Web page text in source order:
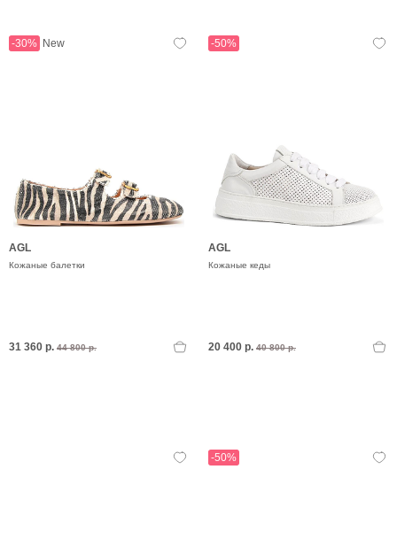
-30% New
AGL
Кожаные балетки
31 360 р. 44 800 р.
-50%
AGL
Кожаные кеды
20 400 р. 40 800 р.
-50%